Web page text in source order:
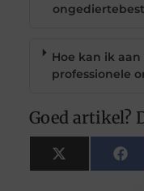
Hoe kan ik
professionele
Goed artikel?
X
(Twitter)